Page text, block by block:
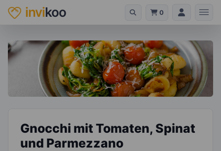
invikoo 0
Gnocchi mit Tomaten, Spinat
und Parmezzano